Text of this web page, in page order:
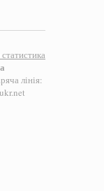
лінія: